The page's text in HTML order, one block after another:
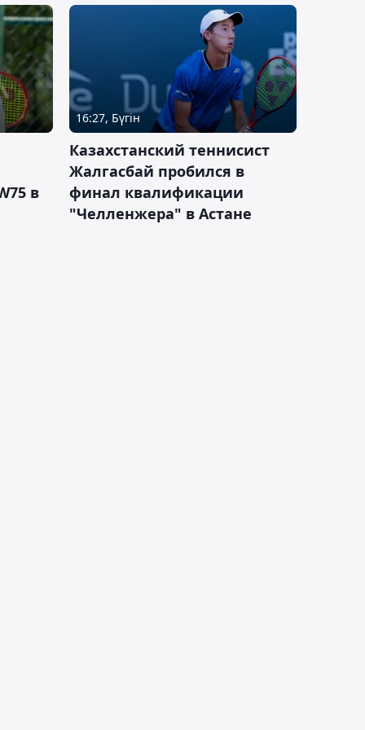
в
16:27, Бүгін
Казахстанский теннисист
Жалгасбай пробился в
финал квалификации
"Челленжера" в Астане